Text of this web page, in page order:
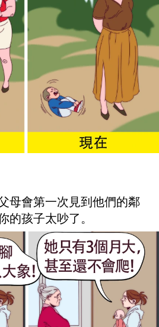
母會第一次見到他們的鄰
的孩子太吵了。